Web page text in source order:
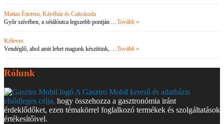
Matias Étterem, Kávéház és Cukrászda
Győr szívében, a sétálóutca legszebb pontján …Tovább »
Kőleves
Vendéglő, ahol amit lehet magunk készítünk, …Tovább »
Rólunk
A Gasztro Mobil kereső és adatbázis
elsődleges célja, hogy összehozza a gasztronómia iránt
érdeklődőket, ezen témakörrel foglalkozó termékek és szolgáltatások
értékesítőivel.